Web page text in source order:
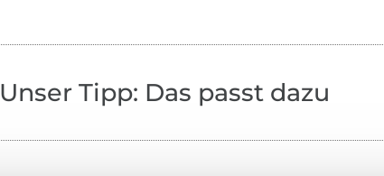
Unser Tipp: Das passt dazu